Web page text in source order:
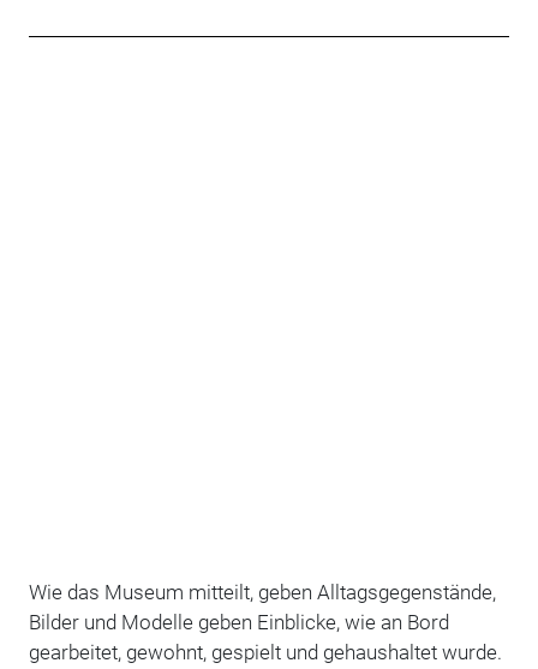
Wie das Museum mitteilt, geben Alltagsgegenstände,
Bilder und Modelle geben Einblicke, wie an Bord
gearbeitet, gewohnt, gespielt und gehaushaltet wurde.